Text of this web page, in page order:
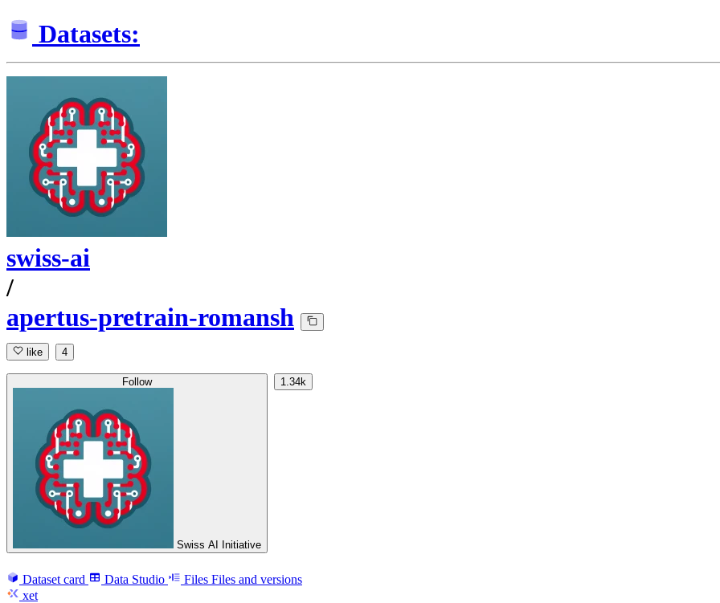
Datasets:
swiss-ai
/
apertus-pretrain-romansh
like 4
Follow
Swiss AI Initiative
1.34k
Dataset card Data Studio Files Files and versions
xet